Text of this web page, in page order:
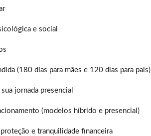
e social
(180 dias para mães e 120 dias para pais)
sua jornada presencial
(modelos híbrido e presencial)
proteção e tranquilidade financeira